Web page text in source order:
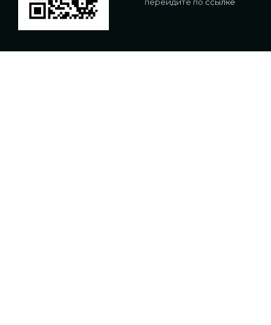
перейдите по ссылке